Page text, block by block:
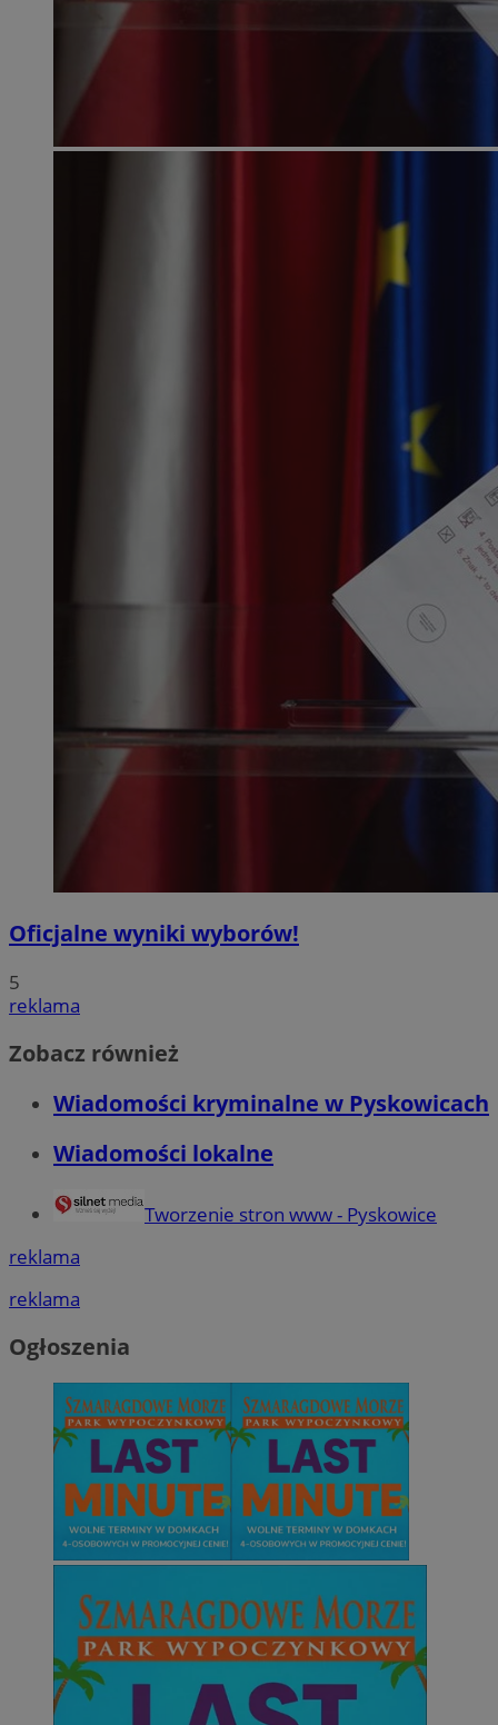
Oficjalne wyniki wyborów!
5
reklama
Zobacz również
Wiadomości kryminalne w Pyskowicach
Wiadomości lokalne
Tworzenie stron www - Pyskowice
reklama
reklama
Ogłoszenia